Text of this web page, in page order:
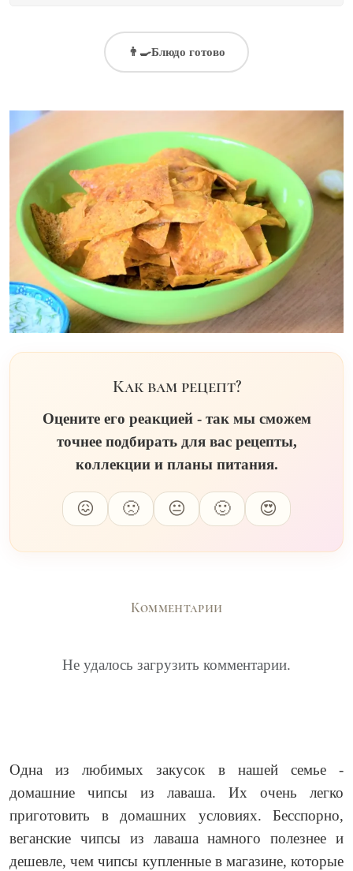
👨‍🍳Блюдо готово
Как вам рецепт?
Оцените его реакцией - так мы сможем
точнее подбирать для вас рецепты,
коллекции и планы питания.
😖 🙁 😐 🙂 😍
Комментарии
Не удалось загрузить комментарии.
Одна из любимых закусок в нашей семье -
домашние чипсы из лаваша. Их очень легко
приготовить в домашних условиях. Бесспорно,
веганские чипсы из лаваша намного полезнее и
дешевле, чем чипсы купленные в магазине, которые